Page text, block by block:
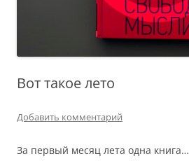
Вот такое лето
Добавить комментарий
За первый месяц лета одна книга…